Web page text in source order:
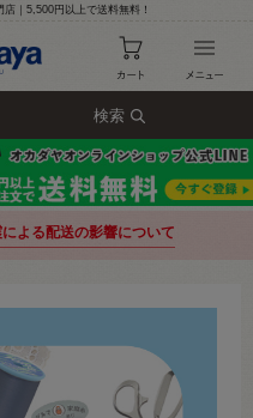
｜5,500円以上で送料無料！
検索
よる配送の影響について